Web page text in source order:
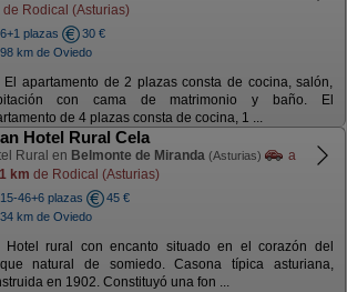
de Rodical (Asturias)
6+1 plazas
30 €
98 km de Oviedo
El apartamento de 2 plazas consta de cocina, salón,
con cama de matrimonio y baño. El
de 4 plazas consta de cocina, 1 ...
Hotel Rural Cela
Rural en Belmonte de Miranda (Asturias)
a
km de Rodical (Asturias)
15-46+6 plazas
45 €
34 km de Oviedo
Hotel rural con encanto situado en el corazón del
natural de somiedo. Casona típica asturiana,
en 1902. Constituyó una fon ...